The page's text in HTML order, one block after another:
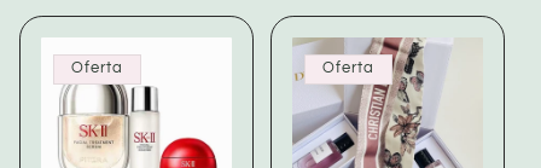
c
Oferta Oferta